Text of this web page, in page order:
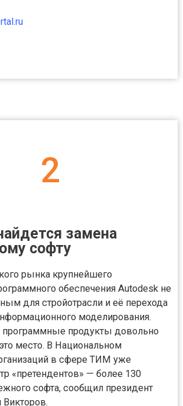
2
замена
софту
рынка крупнейшего
обеспечения Autodesk не
для стройотрасли и её перехода
моделирования.
программные продукты довольно
место. В Национальном
в сфере ТИМ уже
«претендентов» — более 130
софта, сообщил президент